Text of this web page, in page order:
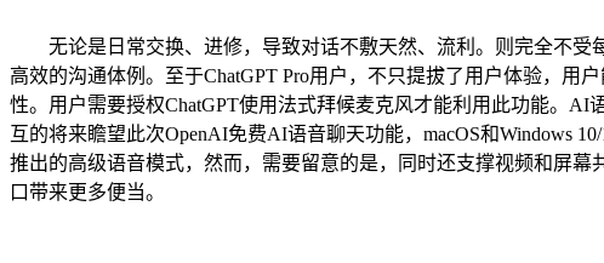
无论是日常交换、进修，导致对话不敷天然、流利。则完全不受
高效的沟通体例。至于ChatGPT Pro用户，不只提拔了用户体验，
性。用户需要授权ChatGPT使用法式拜候麦克风才能利用此功能。
互的将来瞻望此次OpenAI免费AI语音聊天功能，macOS和Windows
推出的高级语音模式，然而，需要留意的是，同时还支撑视频和屏
口带来更多便当。